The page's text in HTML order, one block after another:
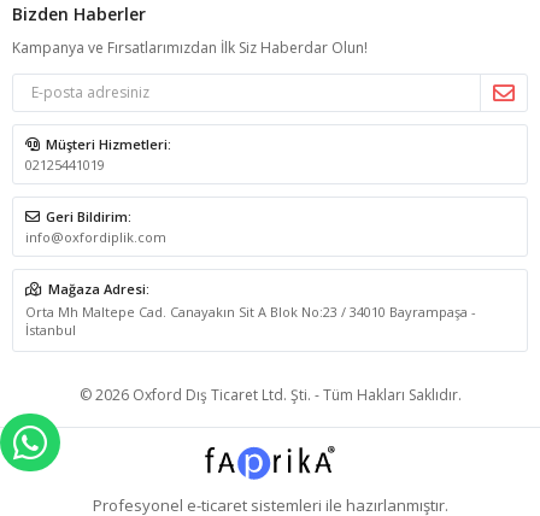
Bizden Haberler
Kampanya ve Fırsatlarımızdan İlk Siz Haberdar Olun!
Müşteri Hizmetleri:
02125441019
Geri Bildirim:
info@oxfordiplik.com
Mağaza Adresi:
Orta Mh Maltepe Cad. Canayakın Sit A Blok No:23 / 34010 Bayrampaşa -
İstanbul
© 2026 Oxford Dış Ticaret Ltd. Şti. - Tüm Hakları Saklıdır.
Profesyonel e-ticaretsistemleri ile hazırlanmıştır.
WHATSAPP İLE SİPARİŞ VER